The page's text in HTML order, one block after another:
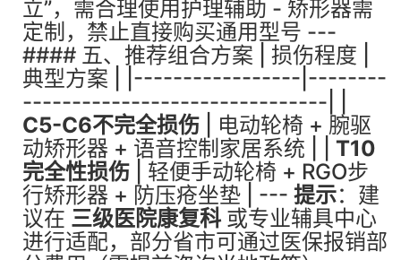
立”，需合理使用护理辅助 - 矫形器需
定制，禁止直接购买通用型号 ---
#### 五、推荐组合方案 | 损伤程度 |
典型方案 | |-----------------|--------
-------------------------------| |
C5-C6不完全损伤 | 电动轮椅 + 腕驱
动矫形器 + 语音控制家居系统 | | T10
完全性损伤 | 轻便手动轮椅 + RGO步
行矫形器 + 防压疮坐垫 | --- 提示：建
议在 三级医院康复科或专业辅具中心
进行适配，部分省市可通过医保报销部